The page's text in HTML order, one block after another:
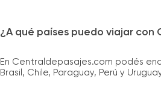
¿A qué países puedo viajar con
En Centraldepasajes.com podés
Brasil, Chile, Paraguay, Perú y